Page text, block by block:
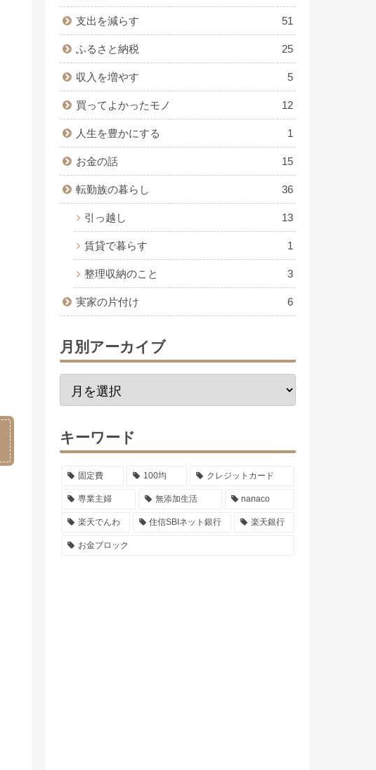
支出を減らす 51
ふるさと納税 25
収入を増やす 5
買ってよかったモノ 12
人生を豊かにする 1
お金の話 15
転勤族の暮らし 36
引っ越し 13
賃貸で暮らす 1
整理収納のこと 3
実家の片付け 6
月別アーカイブ
キーワード
固定費 100均 クレジットカード
専業主婦 無添加生活 nanaco
楽天でんわ 住信SBIネット銀行 楽天銀行
お金ブロック